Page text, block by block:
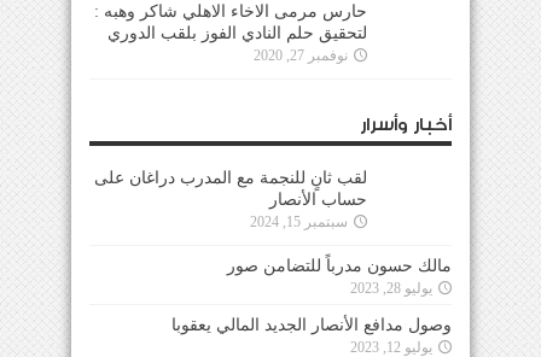
حارس مرمى الاخاء الاهلي شاكر وهبه :
لتحقيق حلم النادي الفوز بلقب الدوري
نوفمبر 27, 2020
أخبار وأسرار
لقب ثانٍ للنجمة مع المدرب دراغان على
حساب الأنصار
سبتمبر 15, 2024
مالك حسون مدرباً للتضامن صور
يوليو 28, 2023
وصول مدافع الأنصار الجديد المالي يعقوبا
يوليو 12, 2023